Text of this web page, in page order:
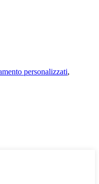
personalizzati,